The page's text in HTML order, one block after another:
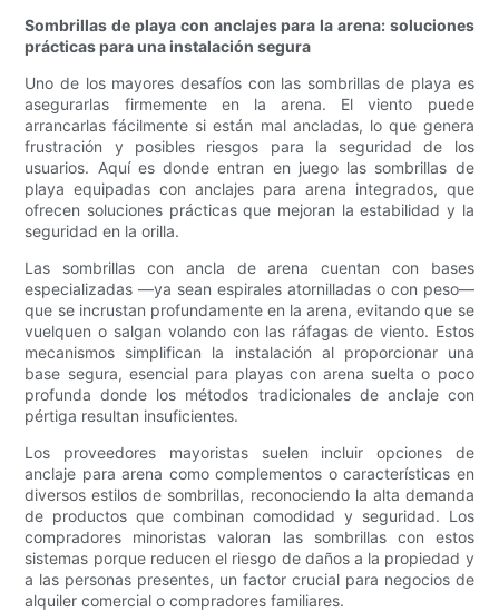
Sombrillas de playa con anclajes para la arena: soluciones
prácticas para una instalación segura
Uno de los mayores desafíos con las sombrillas de playa es
asegurarlas firmemente en la arena. El viento puede
arrancarlas fácilmente si están mal ancladas, lo que genera
frustración y posibles riesgos para la seguridad de los
usuarios. Aquí es donde entran en juego las sombrillas de
playa equipadas con anclajes para arena integrados, que
ofrecen soluciones prácticas que mejoran la estabilidad y la
seguridad en la orilla.
Las sombrillas con ancla de arena cuentan con bases
especializadas —ya sean espirales atornilladas o con peso—
que se incrustan profundamente en la arena, evitando que se
vuelquen o salgan volando con las ráfagas de viento. Estos
mecanismos simplifican la instalación al proporcionar una
base segura, esencial para playas con arena suelta o poco
profunda donde los métodos tradicionales de anclaje con
pértiga resultan insuficientes.
Los proveedores mayoristas suelen incluir opciones de
anclaje para arena como complementos o características en
diversos estilos de sombrillas, reconociendo la alta demanda
de productos que combinan comodidad y seguridad. Los
compradores minoristas valoran las sombrillas con estos
sistemas porque reducen el riesgo de daños a la propiedad y
a las personas presentes, un factor crucial para negocios de
alquiler comercial o compradores familiares.